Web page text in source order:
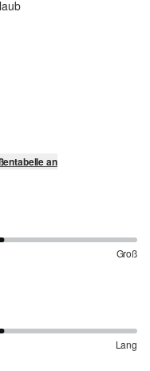
an
Groß
Lang